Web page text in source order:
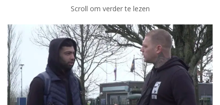
Scroll om verder te lezen